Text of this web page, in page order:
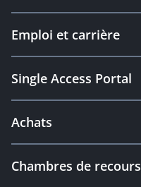
Emploi et carrière
Single Access Portal
Achats
Chambres de recours